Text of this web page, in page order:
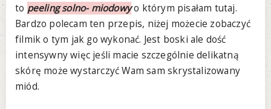
to peeling solno- miodowyo którym pisałam tutaj.
Bardzo polecam ten przepis, niżej możecie zobaczyć
filmik o tym jak go wykonać. Jest boski ale dość
intensywny więc jeśli macie szczególnie delikatną
skórę może wystarczyć Wam sam skrystalizowany
miód.